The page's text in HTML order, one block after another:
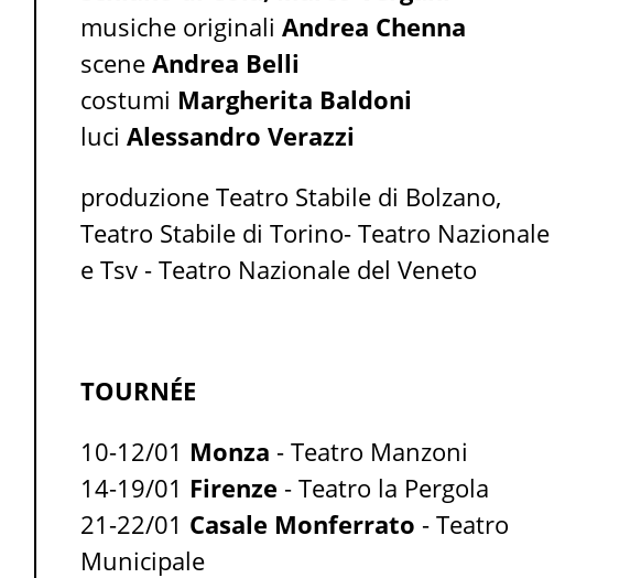
musiche originali Andrea Chenna
scene Andrea Belli
costumi Margherita Baldoni
luci Alessandro Verazzi
produzione Teatro Stabile di Bolzano,
Teatro Stabile di Torino- Teatro Nazionale
e Tsv - Teatro Nazionale del Veneto
TOURNÉE
10-12/01 Monza - Teatro Manzoni
14-19/01 Firenze - Teatro la Pergola
21-22/01 Casale Monferrato - Teatro
Municipale